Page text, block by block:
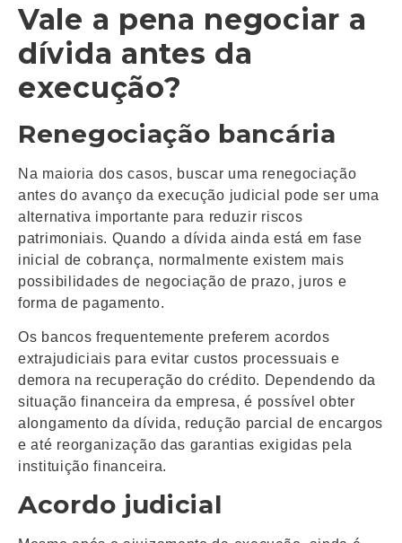
Vale a pena negociar a
dívida antes da
execução?
Renegociação bancária
Na maioria dos casos, buscar uma renegociação
antes do avanço da execução judicial pode ser uma
alternativa importante para reduzir riscos
patrimoniais. Quando a dívida ainda está em fase
inicial de cobrança, normalmente existem mais
possibilidades de negociação de prazo, juros e
forma de pagamento.
Os bancos frequentemente preferem acordos
extrajudiciais para evitar custos processuais e
demora na recuperação do crédito. Dependendo da
situação financeira da empresa, é possível obter
alongamento da dívida, redução parcial de encargos
e até reorganização das garantias exigidas pela
instituição financeira.
Acordo judicial